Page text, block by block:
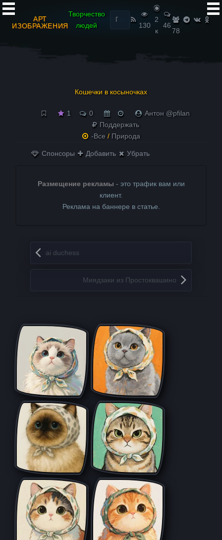
АРТ
ИЗОБРАЖЕНИЯ
Творчество
людей
Найти:
130
2
к
46
78
Кошечки в косыночках
1 0
Антон @pfilan
Поддержать
-Все / Природа
Спонсоры Добавить Убрать
Размещение рекламы - это трафик вам или
клиент.
Реклама на баннере в статье.
Запись навигация
ai duchess
Миядзаки из Простоквашино